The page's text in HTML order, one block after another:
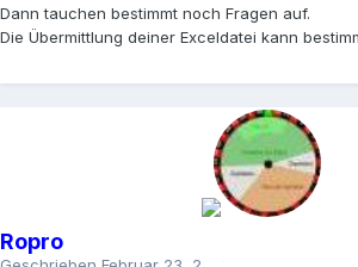
Dann tauchen bestimmt noch Fragen auf.
Die Übermittlung deiner Exceldatei kann
Ropro